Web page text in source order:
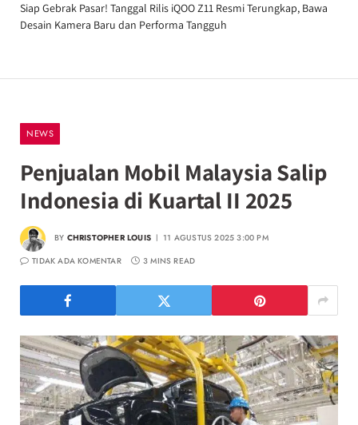
Siap Gebrak Pasar! Tanggal Rilis iQOO Z11 Resmi Terungkap, Bawa
Desain Kamera Baru dan Performa Tangguh
NEWS
Penjualan Mobil Malaysia Salip
Indonesia di Kuartal II 2025
BY CHRISTOPHER LOUIS
11 AGUSTUS 2025 3:00 PM
TIDAK ADA KOMENTAR
3 MINS READ